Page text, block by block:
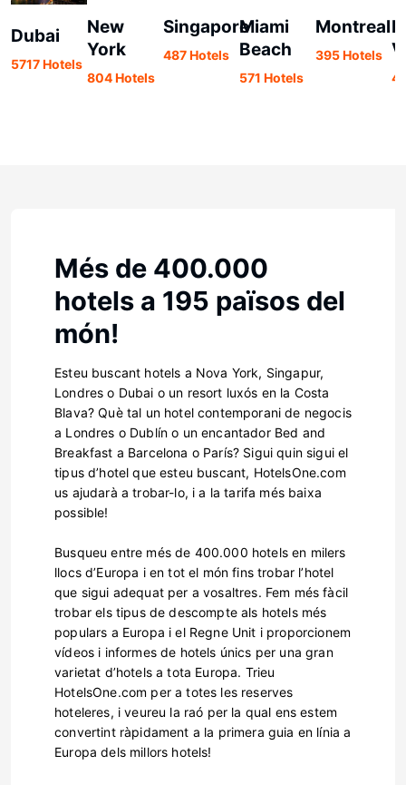
Dubai
5717 Hotels
New
York
804 Hotels
Singapore
487 Hotels
Miami
Beach
571 Hotels
Montreal
395 Hotels
Més de 400.000
hotels a 195 països del
món!
Esteu buscant hotels a Nova York, Singapur,
Londres o Dubai o un resort luxós en la Costa
Blava? Què tal un hotel contemporani de negocis
a Londres o Dublín o un encantador Bed and
Breakfast a Barcelona o París? Sigui quin sigui el
tipus d’hotel que esteu buscant, HotelsOne.com
us ajudarà a trobar-lo, i a la tarifa més baixa
possible!
Busqueu entre més de 400.000 hotels en milers
llocs d’Europa i en tot el món fins trobar l’hotel
que sigui adequat per a vosaltres. Fem més fàcil
trobar els tipus de descompte als hotels més
populars a Europa i el Regne Unit i proporcionem
vídeos i informes de hotels únics per una gran
varietat d’hotels a tota Europa. Trieu
HotelsOne.com per a totes les reserves
hoteleres, i veureu la raó per la qual ens estem
convertint ràpidament a la primera guia en línia a
Europa dels millors hotels!